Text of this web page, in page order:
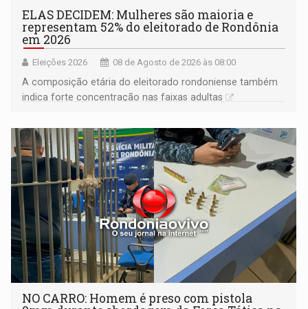
ELAS DECIDEM: Mulheres são maioria e
representam 52% do eleitorado de Rondônia
em 2026
Eleições 2026 08 de Agosto de 2026 às 08:00
A composição etária do eleitorado rondoniense também
indica forte concentração nas faixas adultas
NO CARRO: Homem é preso com pistola